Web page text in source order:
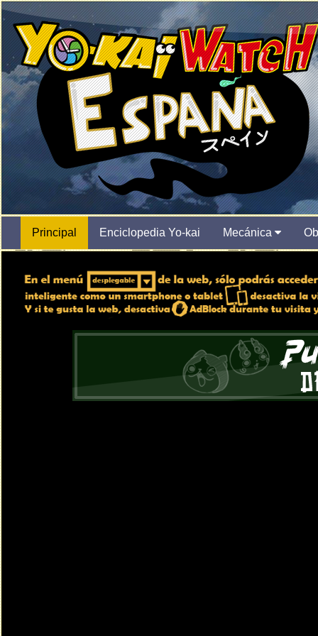
Principal Enciclopedia Yo-kai Mecánica